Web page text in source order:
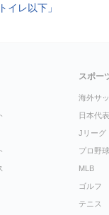
イレ以下」
スポー
海外サ
日本代表
Jリーグ
プロ野球
MLB
ゴルフ
テニス